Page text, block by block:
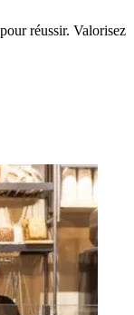
réussir. Valorisez